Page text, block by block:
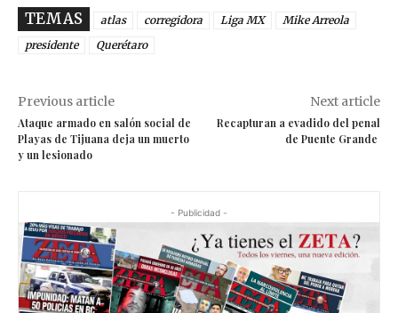
TEMAS atlas corregidora Liga MX
Mike Arreola
presidente
Querétaro
Previous article
Ataque armado en salón social de
Playas de Tijuana deja un muerto
y un lesionado
Next article
Recapturan a evadido del penal
de Puente Grande
- Publicidad -